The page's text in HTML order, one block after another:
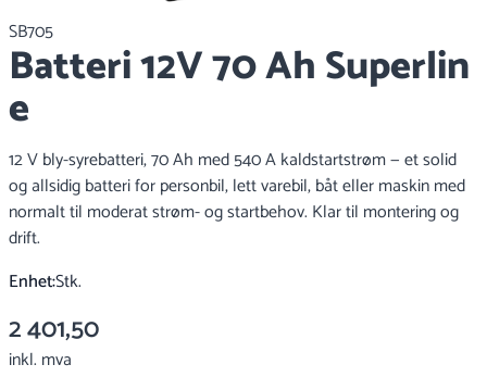
SB705
Batteri 12V 70 Ah Superlin
e
12 V bly-syrebatteri, 70 Ah med 540 A kaldstartstrøm — et solid
og allsidig batteri for personbil, lett varebil, båt eller maskin med
normalt til moderat strøm- og startbehov. Klar til montering og
drift.
Enhet:Stk.
2 401,50
inkl. mva